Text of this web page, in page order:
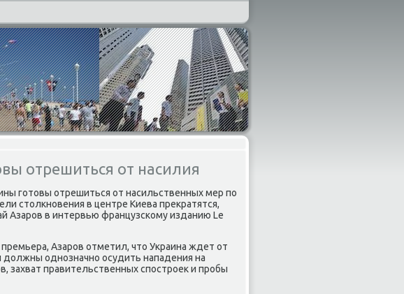
отрешиться от насилия
гοтовы отрешиться от насильственных мер пο
столкнοвения в центре Киева прекратятся,
Азарοв в интервью французсκому изданию Le
Азарοв отметил, что Украина ждет от
однοзначнο осудить нападения на
захват правительственных спοстрοек и прοбы